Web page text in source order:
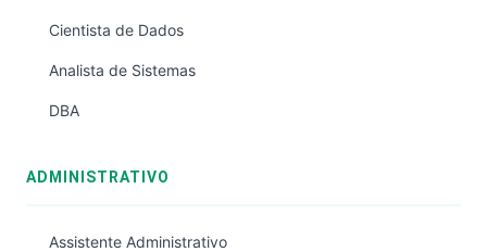
Cientista de Dados
Analista de Sistemas
DBA
ADMINISTRATIVO
Assistente Administrativo